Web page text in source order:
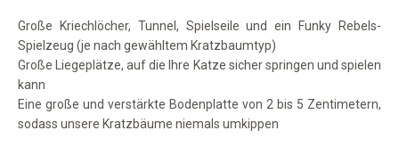
Große Kriechlöcher, Tunnel, Spielseile und ein Funky Rebels-
Spielzeug (je nach gewähltem Kratzbaumtyp)
Große Liegeplätze, auf die Ihre Katze sicher springen und spielen
kann
Eine große und verstärkte Bodenplatte von 2 bis 5 Zentimetern,
sodass unsere Kratzbäume niemals umkippen